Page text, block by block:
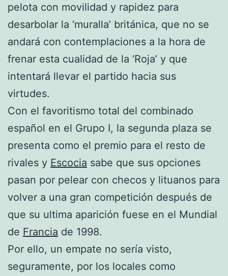
pelota con movilidad y rapidez para
desarbolar la ‘muralla’ británica, que no se
andará con contemplaciones a la hora de
frenar esta cualidad de la ‘Roja’ y que
intentará llevar el partido hacia sus
virtudes.
Con el favoritismo total del combinado
español en el Grupo I, la segunda plaza se
presenta como el premio para el resto de
rivales y Escocia sabe que sus opciones
pasan por pelear con checos y lituanos para
volver a una gran competición después de
que su ultima aparición fuese en el Mundial
de Francia de 1998.
Por ello, un empate no sería visto,
seguramente, por los locales como